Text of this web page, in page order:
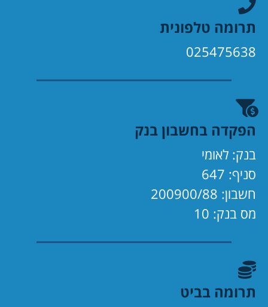
תרומה טלפונית
025475638
הפקדה בחשבון בנק
בנק: לאומי
סניף: 647
חשבון: 200900/88
מס בנק: 10
תרומה בביט